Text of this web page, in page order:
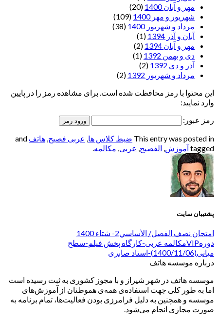
مهر و آبان 1400
(20)
شهریور و مهر 1400
(109)
مرداد و شهریور 1400
(38)
آبان و آذر 1394
(1)
مهر و آبان 1394
(2)
دی و بهمن 1392
(1)
آذر و دی 1392
(2)
مرداد و شهریور 1392
(2)
این محتوا با رمز محافظت شده است. برای مشاهده رمز را در پایین
وارد نمایید:
رمز عبور:
This entry was posted in ضبط کلاس ها, عربی فصیح, هاتف and
tagged آموزش, الفصيح, عربی, مکالمه.
پشتیبان سایت
امتحان نصف الفصل/ الأساسي2- شتاء 1400
دورهVIPمکالمه عربی-کارگاه پخش فیلم-سطح
میانی(1400/11/06)-استاد صابری
درباره موسسه هاتف
موسسه هاتف در شهر شیراز و با مجوز کشوری به ثبت رسیده است
اما به طور کلی جهت استفاده‌ی همه‌ی هموطنان از آموزش‌های
موسسه و همچنین به دلیل فرامرزی بودن فعالیت‌ها، تمام برنامه به
صورت مجازی انجام می‌شود.